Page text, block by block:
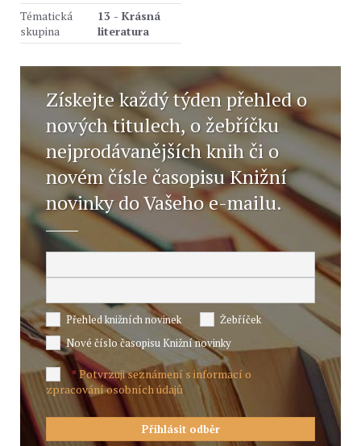
Tématická
skupina
13 - Krásná
literatura
Získejte každý týden přehled o
nových titulech, o žebříčku
nejprodávanějších knih či o
novém čísle časopisu Knižní
novinky do Vašeho e-mailu.
Přehled knižních novinek
Žebříček
Nové číslo časopisu Knižní novinky
*Potvrzuji seznámení s informací o
zpracování osobních údajů